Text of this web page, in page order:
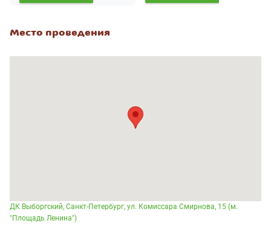
Место проведения
ДК Выборгский, Санкт-Петербург, ул. Комиссара Смирнова, 15 (м.
"Площадь Ленина")